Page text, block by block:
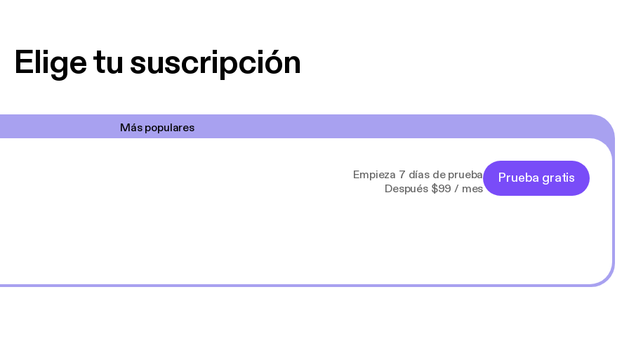
Elige tu suscripción
Más populares
Empieza 7 días de prueba
Después $99 / mes
Prueba gratis